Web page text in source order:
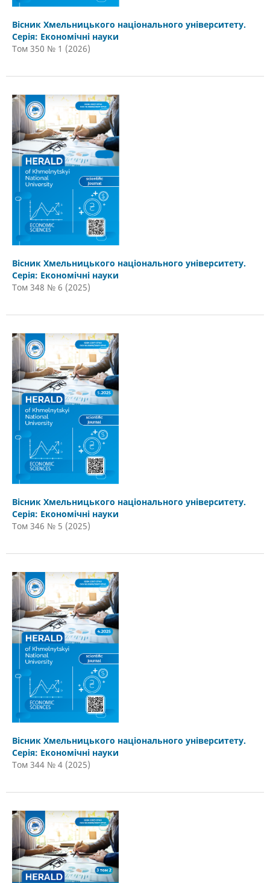
Вісник Хмельницького національного університету.
Серія: Економічні науки
Том 350 № 1 (2026)
Вісник Хмельницького національного університету.
Серія: Економічні науки
Том 348 № 6 (2025)
Вісник Хмельницького національного університету.
Серія: Економічні науки
Том 346 № 5 (2025)
Вісник Хмельницького національного університету.
Серія: Економічні науки
Том 344 № 4 (2025)